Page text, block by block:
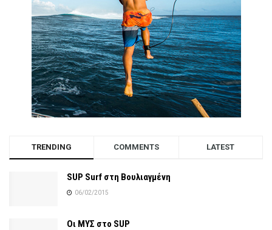
TRENDING COMMENTS LATEST
SUP Surf στη Βουλιαγμένη
06/02/2015
Οι ΜΥΣ στο SUP